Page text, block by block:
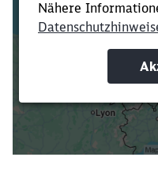
Verkürze die
oder